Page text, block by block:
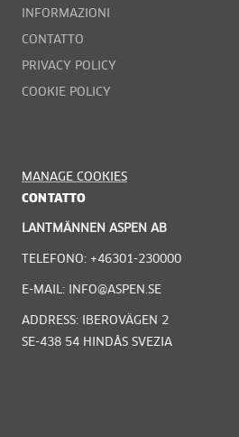
INFORMAZIONI
CONTATTO
PRIVACY POLICY
COOKIE POLICY
MANAGE COOKIES
CONTATTO
LANTMÄNNEN ASPEN AB
TELEFONO: +46301-230000
E-MAIL: INFO@ASPEN.SE
ADDRESS: IBEROVÄGEN 2
SE-438 54 HINDÅS SVEZIA